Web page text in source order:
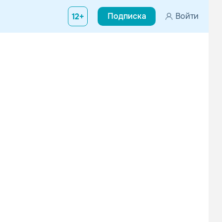
12+ Подписка Войти
на то, что их сингл «Folk Songs» занял в местном